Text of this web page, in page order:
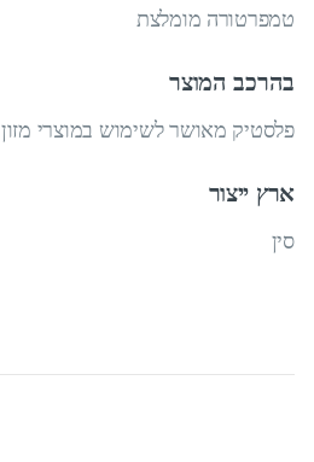
טמפרטורה מומלצת
בהרכב המוצר
פלסטיק מאושר לשימוש במוצרי מזון
ארץ ייצור
סין